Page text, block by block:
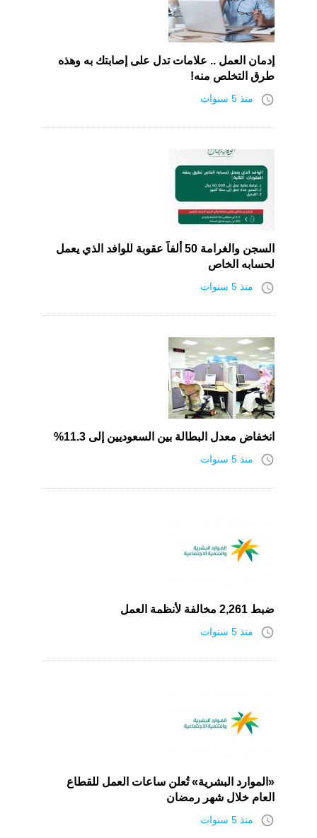
إدمان العمل .. علامات تدل على إصابتك به وهذه
طرق التخلص منه!
access_time منذ 5 سنوات
السجن والغرامة 50 ألفاً عقوبة للوافد الذي يعمل
لحسابه الخاص
access_time منذ 5 سنوات
انخفاض معدل البطالة بين السعوديين إلى 11.3%
access_time منذ 5 سنوات
ضبط 2,261 مخالفة لأنظمة العمل
access_time منذ 5 سنوات
«الموارد البشرية» تُعلن ساعات العمل للقطاع
العام خلال شهر رمضان
access_time منذ 5 سنوات